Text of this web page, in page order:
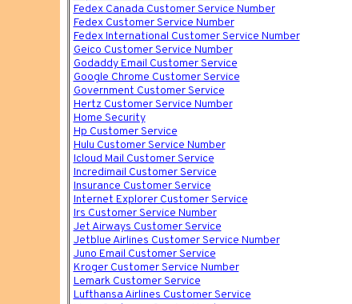
Fedex Canada Customer Service Number
Fedex Customer Service Number
Fedex International Customer Service Number
Geico Customer Service Number
Godaddy Email Customer Service
Google Chrome Customer Service
Government Customer Service
Hertz Customer Service Number
Home Security
Hp Customer Service
Hulu Customer Service Number
Icloud Mail Customer Service
Incredimail Customer Service
Insurance Customer Service
Internet Explorer Customer Service
Irs Customer Service Number
Jet Airways Customer Service
Jetblue Airlines Customer Service Number
Juno Email Customer Service
Kroger Customer Service Number
Lemark Customer Service
Lufthansa Airlines Customer Service